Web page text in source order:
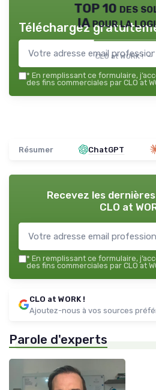
TOP 10 des
IA pour la
CLO at WORK ! —
Téléchargez
* En remplissant ce formulaire,
des fins commerciales par CLO at
Résumer ChatGPT
Recevez les
CLO at
* En remplissant ce formulaire,
des fins commerciales par CLO at
CLO at WORK !
Ajoutez-nous à vos sources
Parole d'experts